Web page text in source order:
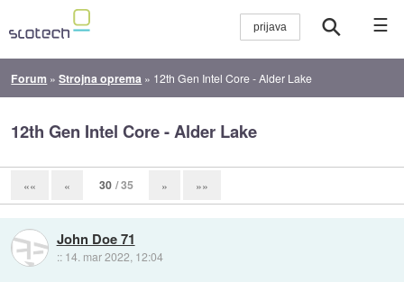
☰
Forum »Strojna oprema » 12th Gen Intel Core - Alder Lake
12th Gen Intel Core - Alder Lake
«« « 30 / 35 » »»
John Doe 71
:: 14. mar 2022, 12:04